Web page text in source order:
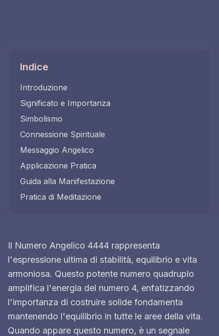
Indice
Introduzione
Significato e Importanza
Simbolismo
Connessione Spirituale
Messaggio Angelico
Applicazione Pratica
Guida alla Manifestazione
Pratica di Meditazione
Il Numero Angelico 4444 rappresenta
l'espressione ultima di stabilità, equilibrio e vita
armoniosa. Questo potente numero quadruplo
amplifica l'energia del numero 4, enfatizzando
l'importanza di costruire solide fondamenta
mantenendo l'equilibrio in tutte le aree della vita.
Quando appare questo numero, è un segnale